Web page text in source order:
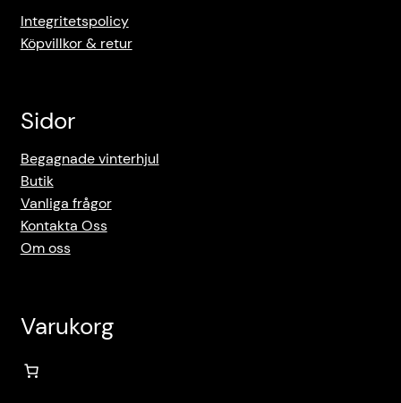
Integritetspolicy
Köpvillkor & retur
Sidor
Begagnade vinterhjul
Butik
Vanliga frågor
Kontakta Oss
Om oss
Varukorg